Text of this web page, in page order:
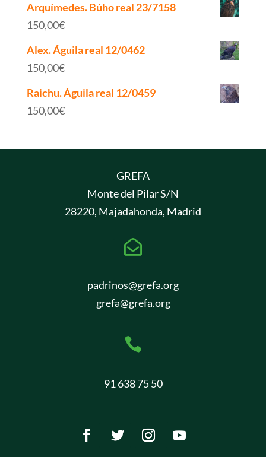
Arquímedes. Búho real 23/7158
150,00€
Alex. Águila real 12/0462
150,00€
Raichu. Águila real 12/0459
150,00€
GREFA
Monte del Pilar S/N
28220, Majadahonda, Madrid

padrinos@grefa.org
grefa@grefa.org

91 638 75 50